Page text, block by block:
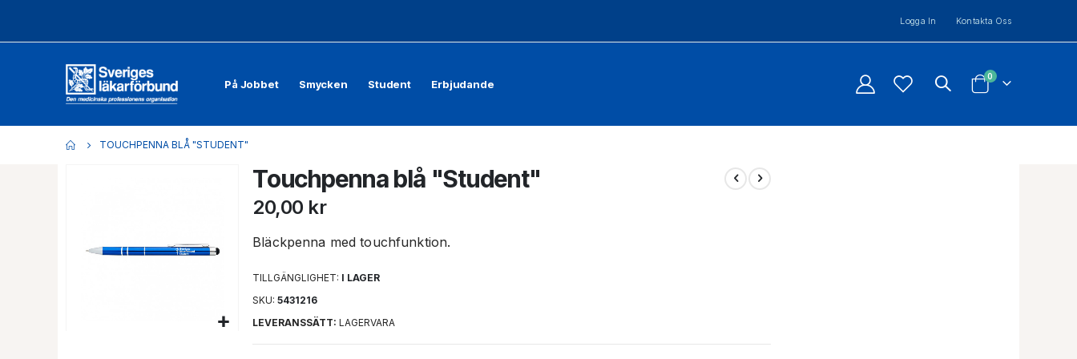
Logga In Kontakta Oss
På Jobbet Smycken Student Erbjudande
Cart
0 artiklar
TOUCHPENNA BLÅ "STUDENT"
bildgalleriet
Touchpenna blå "Student"
20,00 kr
Bläckpenna med touchfunktion.
TILLGÄNGLIGHET: I LAGER
SKU 5431216
LEVERANSSÄTT: LAGERVARA